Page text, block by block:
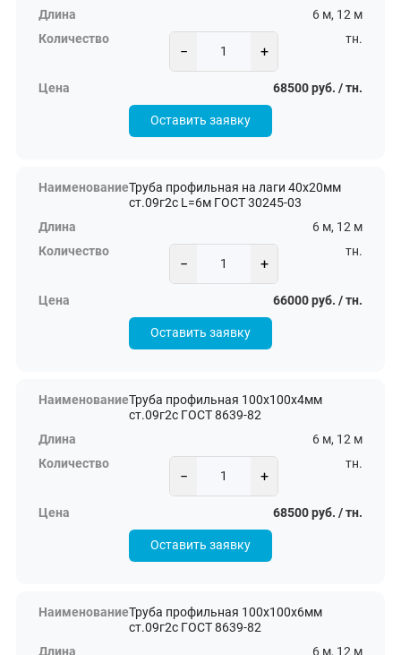
6 м, 12 м
− +
тн.
68500 руб. / тн.
Оставить заявку
Труба профильная на лаги 40х20мм
ст.09г2с L=6м ГОСТ 30245-03
6 м, 12 м
− +
тн.
66000 руб. / тн.
Оставить заявку
Труба профильная 100х100х4мм
ст.09г2с ГОСТ 8639-82
6 м, 12 м
− +
тн.
68500 руб. / тн.
Оставить заявку
Труба профильная 100х100х6мм
ст.09г2с ГОСТ 8639-82